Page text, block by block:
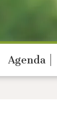
Agenda